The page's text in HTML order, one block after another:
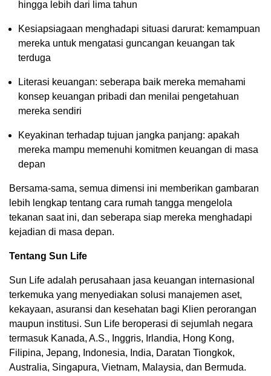
hingga lebih dari lima tahun
Kesiapsiagaan menghadapi situasi darurat: kemampuan
mereka untuk mengatasi guncangan keuangan tak
terduga
Literasi keuangan: seberapa baik mereka memahami
konsep keuangan pribadi dan menilai pengetahuan
mereka sendiri
Keyakinan terhadap tujuan jangka panjang: apakah
mereka mampu memenuhi komitmen keuangan di masa
depan
Bersama-sama, semua dimensi ini memberikan gambaran
lebih lengkap tentang cara rumah tangga mengelola
tekanan saat ini, dan seberapa siap mereka menghadapi
kejadian di masa depan.
Tentang Sun Life
Sun Life adalah perusahaan jasa keuangan internasional
terkemuka yang menyediakan solusi manajemen aset,
kekayaan, asuransi dan kesehatan bagi Klien perorangan
maupun institusi. Sun Life beroperasi di sejumlah negara
termasuk Kanada, A.S., Inggris, Irlandia, Hong Kong,
Filipina, Jepang, Indonesia, India, Daratan Tiongkok,
Australia, Singapura, Vietnam, Malaysia, dan Bermuda.